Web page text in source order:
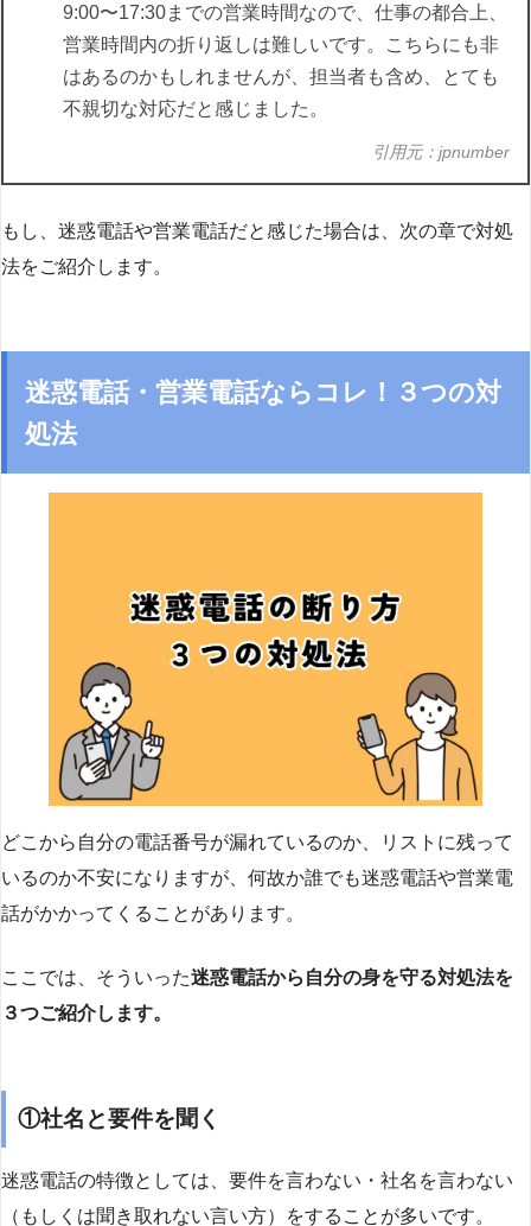
9:00〜17:30までの営業時間なので、仕事の都合上、
営業時間内の折り返しは難しいです。こちらにも非
はあるのかもしれませんが、担当者も含め、とても
不親切な対応だと感じました。
引用元：jpnumber
もし、迷惑電話や営業電話だと感じた場合は、次の章で対処
法をご紹介します。
迷惑電話・営業電話ならコレ！３つの対
処法
どこから自分の電話番号が漏れているのか、リストに残って
いるのか不安になりますが、何故か誰でも迷惑電話や営業電
話がかかってくることがあります。
ここでは、そういった迷惑電話から自分の身を守る対処法を
３つご紹介します。
①社名と要件を聞く
迷惑電話の特徴としては、要件を言わない・社名を言わない
（もしくは聞き取れない言い方）をすることが多いです。